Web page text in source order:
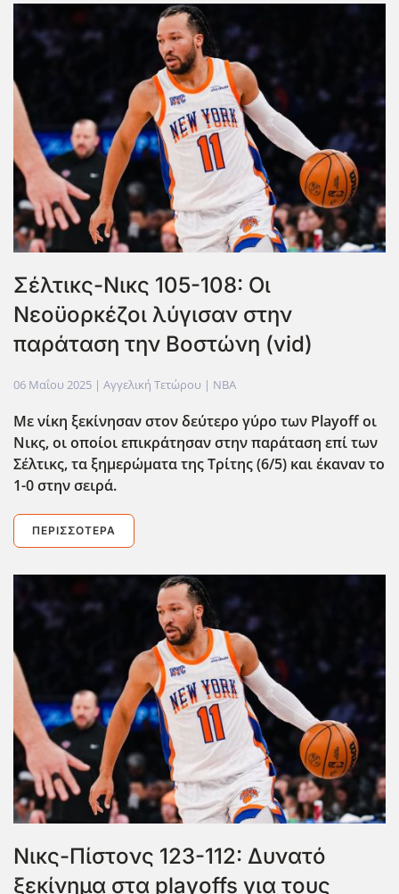
Σέλτικς-Νικς 105-108: Οι
Νεοϋορκέζοι λύγισαν στην
παράταση την Βοστώνη (vid)
06 Μαΐου 2025 | Αγγελική Τετώρου | NBA
Με νίκη ξεκίνησαν στον δεύτερο γύρο των Playoff οι
Νικς, οι οποίοι επικράτησαν στην παράταση επί των
Σέλτικς, τα ξημερώματα της Τρίτης (6/5) και έκαναν το
1-0 στην σειρά.
ΠΕΡΙΣΣΌΤΕΡΑ
Νικς-Πίστονς 123-112: Δυνατό
ξεκίνημα στα playoffs για τους